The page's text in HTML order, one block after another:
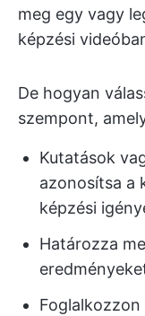
meg egy vagy
képzési
De hogyan
szempont,
Kutatások
azonosítsa a
képzési
Határozza